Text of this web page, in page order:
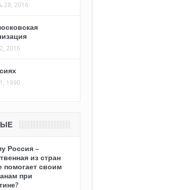
28, 2016
2016
1990
Россия –
из стран
помогает своим
при